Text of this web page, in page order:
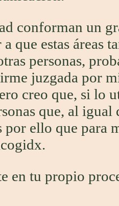
conforman un
que estas áreas
personas,
juzgada por
creo que, si
que, al
por ello que para
en tu propio